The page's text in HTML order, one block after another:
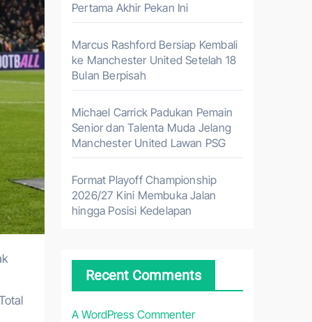
Pertama Akhir Pekan Ini
Marcus Rashford Bersiap Kembali
ke Manchester United Setelah 18
Bulan Berpisah
Michael Carrick Padukan Pemain
Senior dan Talenta Muda Jelang
Manchester United Lawan PSG
Format Playoff Championship
2026/27 Kini Membuka Jalan
hingga Posisi Kedelapan
Recent Comments
A WordPress Commenter